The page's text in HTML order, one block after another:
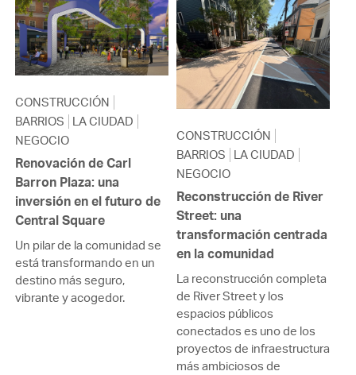
CONSTRUCCIÓN
BARRIOS
LA CIUDAD
NEGOCIO
Renovación de Carl
Barron Plaza: una
inversión en el futuro de
Central Square
Un pilar de la comunidad se
está transformando en un
destino más seguro,
vibrante y acogedor.
CONSTRUCCIÓN
BARRIOS
LA CIUDAD
NEGOCIO
Reconstrucción de River
Street: una
transformación centrada
en la comunidad
La reconstrucción completa
de River Street y los
espacios públicos
conectados es uno de los
proyectos de infraestructura
más ambiciosos de